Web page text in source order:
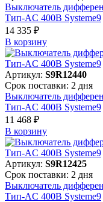
Выключатель
Тип-AC 400В Systeme9
14 335 ₽
В корзинy
Артикул: S9R12440
Срок поставки: 2 дня
Выключатель
Тип-AC 400В Systeme9
11 468 ₽
В корзинy
Артикул: S9R12425
Срок поставки: 2 дня
Выключатель
Тип-AC 400В Systeme9